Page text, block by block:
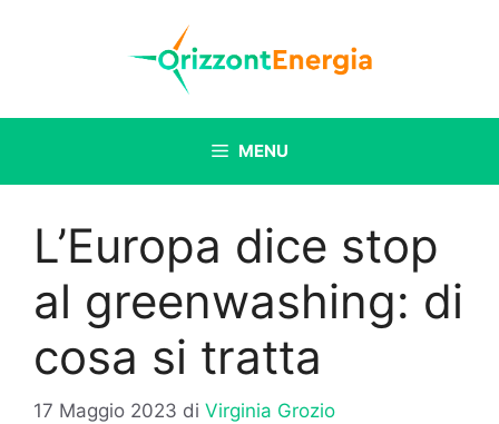
MENU
L’Europa dice stop
al greenwashing: di
cosa si tratta
17 Maggio 2023 di Virginia Grozio